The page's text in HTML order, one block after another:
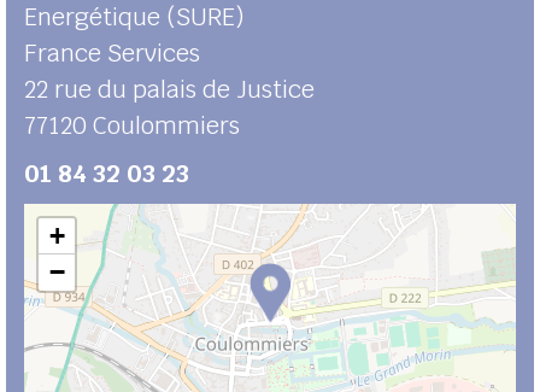
Energétique (SURE)
France Services
22 rue du palais de Justice
77120 Coulommiers
01 84 32 03 23
+
−